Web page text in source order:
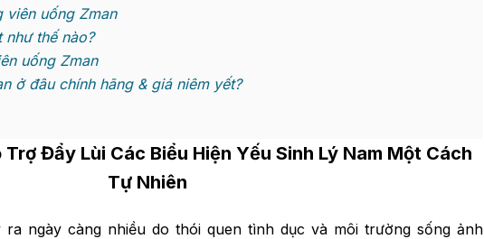
uống Zman
thế nào?
uống Zman
ở đâu chính hãng & giá niêm yết?
Trợ Đẩy Lùi Các Biểu Hiện Yếu Sinh Lý Nam Một Cách
Tự Nhiên
ngày càng nhiều do thói quen tình dục và môi trường sống ảnh